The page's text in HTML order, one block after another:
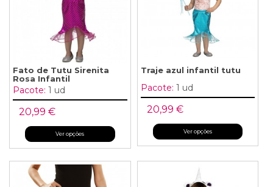
Fato de Tutu Sirenita
Rosa Infantil
Pacote: 1 ud
20,99 €
Ver opções
Traje azul infantil tutu
Pacote: 1 ud
20,99 €
Ver opções